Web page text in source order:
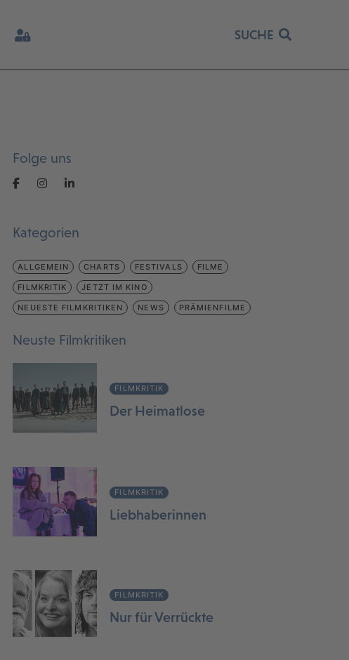
SUCHE
Folge uns
Kategorien
ALLGEMEIN CHARTS FESTIVALS FILME
FILMKRITIK JETZT IM KINO
NEUESTE FILMKRITIKEN NEWS PRÄMIENFILME
Neuste Filmkritiken
FILMKRITIK
Der Heimatlose
FILMKRITIK
Liebhaberinnen
FILMKRITIK
Nur für Verrückte